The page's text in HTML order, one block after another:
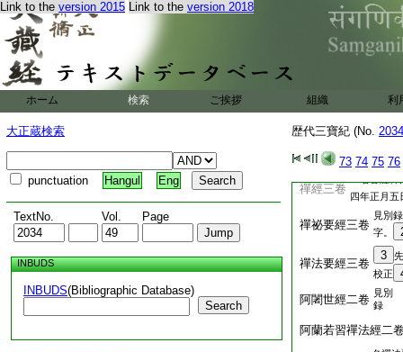
Link to the version 2015 Link to the version 2018
ホーム 検索 ご挨拶 組織 利
大正蔵検索
punctuation Hangul Eng
TextNo. Vol. Page
INBUDS
INBUDS(Bibliographic Database)
Search
歴代三寶紀 (No.
73 74 75 76
注解。叡制序
佛藏經三卷
亦名選
七年六
稱揚諸佛功徳 53
禪經三卷
四年正月五
禪祕要經三卷
見別
字。
禪法要經三卷
3
校正
阿闍世經二卷 見別
録
阿蘭若習禪法經二